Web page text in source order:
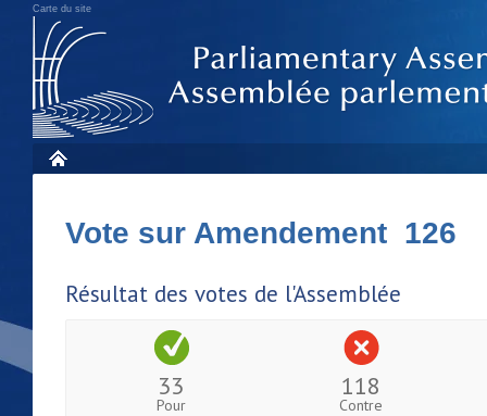
Carte du site
Vote sur Amendement 126
Résultat des votes de l'Assemblée
33
Pour
118
Contre